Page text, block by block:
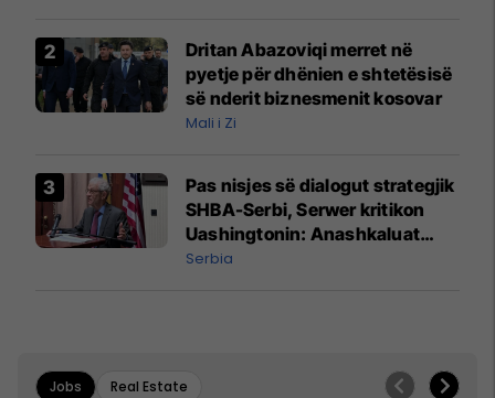
Dritan Abazoviqi merret në
pyetje për dhënien e shtetësisë
së nderit biznesmenit kosovar
Mali i Zi
Pas nisjes së dialogut strategjik
SHBA-Serbi, Serwer kritikon
Uashingtonin: Anashkaluat
Banjskën, sulmin ndaj KFOR-it
Serbia
Jobs Real Estate